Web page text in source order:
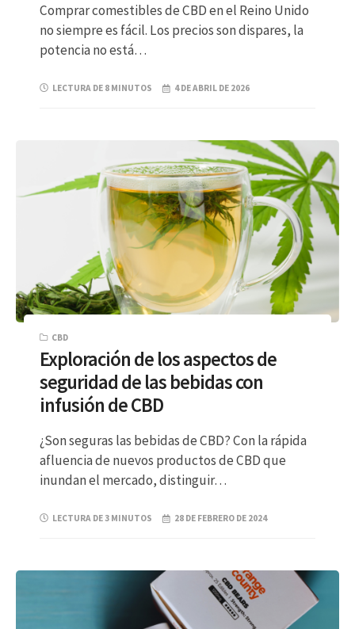
Comprar comestibles de CBD en el Reino Unido
no siempre es fácil. Los precios son dispares, la
potencia no está…
LECTURA DE 8 MINUTOS 4 DE ABRIL DE 2026
CBD
Exploración de los aspectos de
seguridad de las bebidas con
infusión de CBD
¿Son seguras las bebidas de CBD? Con la rápida
afluencia de nuevos productos de CBD que
inundan el mercado, distinguir…
LECTURA DE 3 MINUTOS 28 DE FEBRERO DE 2024